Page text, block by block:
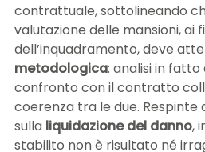
contrattuale, sottolineando
valutazione delle mansioni, ai
dell’inquadramento, deve
metodologica: analisi in
confronto con il contratto
coerenza tra le due. Respinte
sulla liquidazione del danno,
stabilito non è risultato né